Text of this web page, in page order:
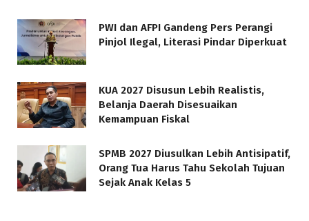
PWI dan AFPI Gandeng Pers Perangi
Pinjol Ilegal, Literasi Pindar Diperkuat
KUA 2027 Disusun Lebih Realistis,
Belanja Daerah Disesuaikan
Kemampuan Fiskal
SPMB 2027 Diusulkan Lebih Antisipatif,
Orang Tua Harus Tahu Sekolah Tujuan
Sejak Anak Kelas 5